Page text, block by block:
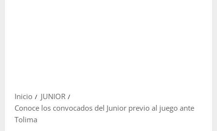
Inicio
JUNIOR
Conoce los convocados del Junior previo al juego ante
Tolima